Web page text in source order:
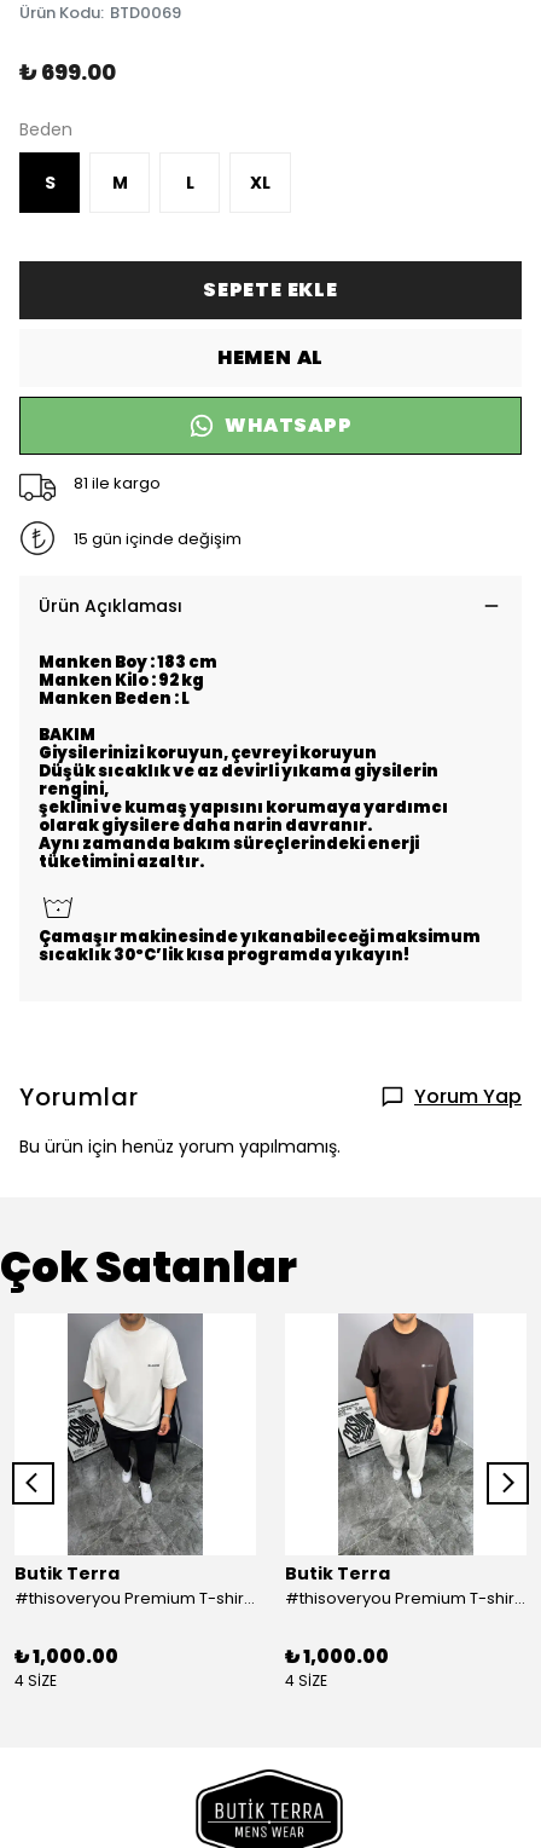
Ürün Kodu: BTD0069
₺ 699.00
Beden
S M L XL
SEPETE EKLE
HEMEN AL
WHATSAPP
81 ile kargo
15 gün içinde değişim
Ürün Açıklaması
Manken Boy : 183 cm
Manken Kilo : 92 kg
Manken Beden : L
BAKIM
Giysilerinizi koruyun, çevreyi koruyun
Düşük sıcaklık ve az devirli yıkama giysilerin
rengini,
şeklini ve kumaş yapısını korumaya yardımcı
olarak giysilere daha narin davranır.
Aynı zamanda bakım süreçlerindeki enerji
tüketimini azaltır.
Çamaşır makinesinde yıkanabileceği maksimum
sıcaklık 30ºC’lik kısa programda yıkayın!
Yorumlar Yorum Yap
Bu ürün için henüz yorum yapılmamış.
Çok Satanlar
Butik Terra
#thisoveryou Premium T-shirt Beyaz
₺ 1,000.00
4 SİZE
Butik Terra
#thisoveryou Premium T-shirt Kahve
₺ 1,000.00
4 SİZE